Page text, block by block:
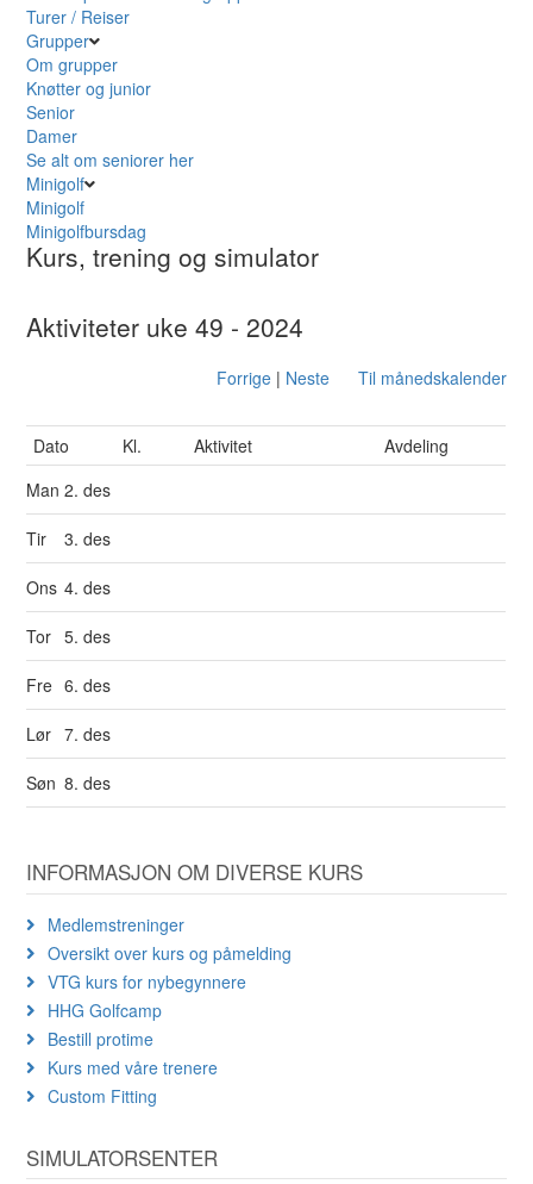
Turer / Reiser
Grupper
Om grupper
Knøtter og junior
Senior
Damer
Se alt om seniorer her
Minigolf
Minigolf
Minigolfbursdag
Kurs, trening og simulator
Aktiviteter uke 49 - 2024
Forrige| Neste Til månedskalender
Dato Kl. Aktivitet
Avdeling
Man2. des
Tir 3. des
Ons 4. des
Tor 5. des
Fre 6. des
Lør 7. des
Søn 8. des
INFORMASJON OM DIVERSE KURS
Medlemstreninger
Oversikt over kurs og påmelding
VTG kurs for nybegynnere
HHG Golfcamp
Bestill protime
Kurs med våre trenere
Custom Fitting
SIMULATORSENTER